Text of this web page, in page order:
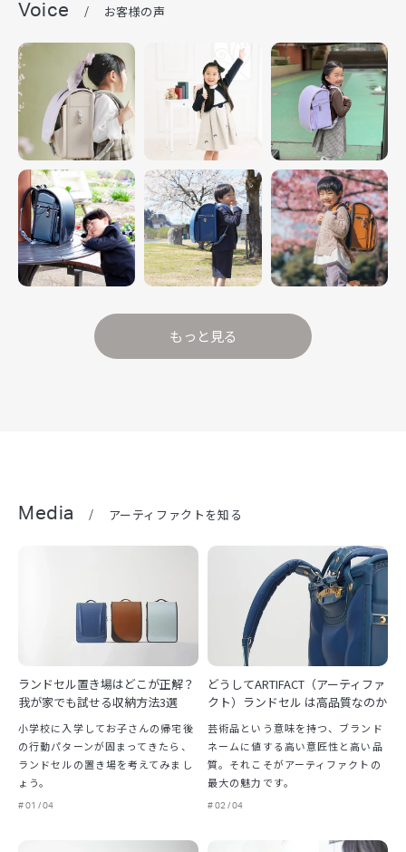
Voice / お客様の声
もっと見る
Media / アーティファクトを知る
ランドセル置き場はどこが正解？
我が家でも試せる収納方法3選
小学校に入学してお子さんの帰宅後
の行動パターンが固まってきたら、
ランドセルの置き場を考えてみまし
ょう。
# 01 / 04
どうしてARTIFACT（アーティファ
クト）ランドセル は高品質なのか
芸術品という意味を持つ、ブランド
ネームに値する高い意匠性と高い品
質。それこそがアーティファクトの
最大の魅力です。
# 02 / 04